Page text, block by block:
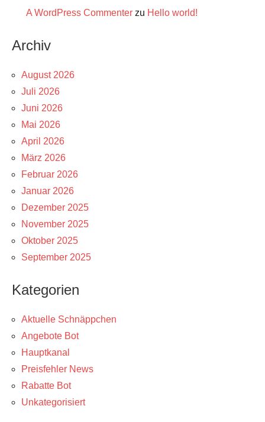
A WordPress Commenter zu Hello world!
Archiv
August 2026
Juli 2026
Juni 2026
Mai 2026
April 2026
März 2026
Februar 2026
Januar 2026
Dezember 2025
November 2025
Oktober 2025
September 2025
Kategorien
Aktuelle Schnäppchen
Angebote Bot
Hauptkanal
Preisfehler News
Rabatte Bot
Unkategorisiert